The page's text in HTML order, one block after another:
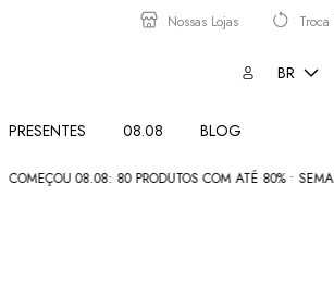
Nossas Lojas
BR
PRESENTES 08.08 BLOG
08.08: 80 PRODUTOS COM ATÉ 80% • SEMANA